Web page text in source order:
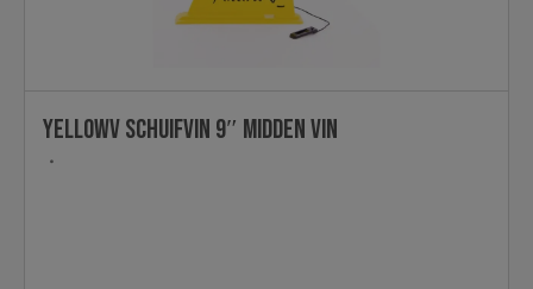
YellowV schuifvin 9″ midden vin